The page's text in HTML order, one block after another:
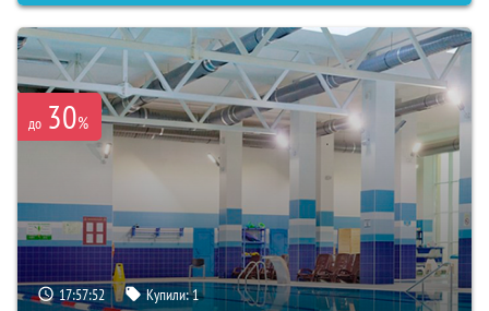
до 30%
17:57:51 Купили:1